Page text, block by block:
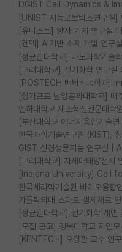
[유니스트] 양자 기체 연구실
[켄텍] AI기반 소재 개발 연구
[고려대학교] 전기화학 연구
[Indiana University] Call
[모집 공고] 경북대학교 자연
[KENTECH] 오명환 교수 연